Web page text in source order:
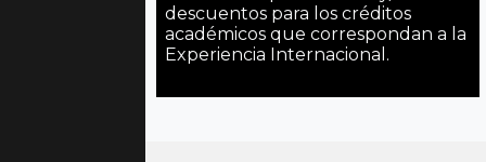
descuentos para los créditos
académicos que correspondan a la
Experiencia Internacional.